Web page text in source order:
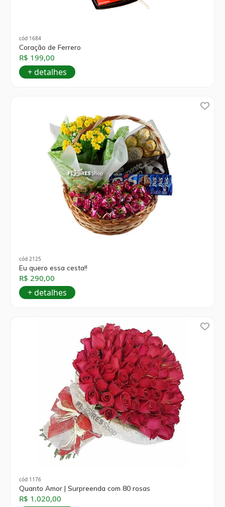
cód 1684
Coração de Ferrero
R$ 199,00
+ detalhes
cód 2125
Eu quero essa cesta!!
R$ 290,00
+ detalhes
cód 1176
Quanto Amor | Surpreenda com 80 rosas
R$ 1.020,00